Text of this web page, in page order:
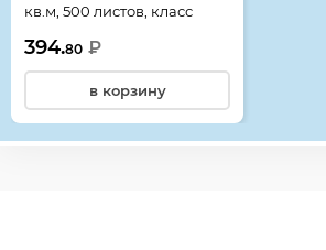
кв.м, 500 листов, класс
168%
394.80 ₽
в корзину